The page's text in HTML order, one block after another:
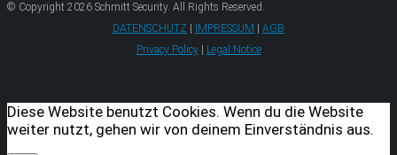
© Copyright 2026 Schmitt Security. All Rights Reserved.
DATENSCHUTZ
IMPRESSUM
AGB
Privacy Policy| Legal Notice
Diese Website benutzt Cookies. Wenn du die Website
weiter nutzt, gehen wir von deinem Einverständnis aus.